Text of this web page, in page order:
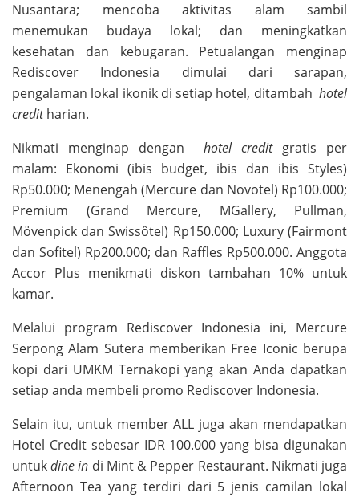
Nusantara; mencoba aktivitas alam sambil
menemukan budaya lokal; dan meningkatkan
kesehatan dan kebugaran. Petualangan menginap
Rediscover Indonesia dimulai dari sarapan,
pengalaman lokal ikonik di setiap hotel, ditambah hotel
creditharian.
Nikmati menginap dengan hotel creditgratis per
malam: Ekonomi (ibis budget, ibis dan ibis Styles)
Rp50.000; Menengah (Mercure dan Novotel) Rp100.000;
Premium (Grand Mercure, MGallery, Pullman,
Mövenpick dan Swissôtel) Rp150.000; Luxury (Fairmont
dan Sofitel) Rp200.000; dan Raffles Rp500.000. Anggota
Accor Plus menikmati diskon tambahan 10% untuk
kamar.
Melalui program Rediscover Indonesia ini, Mercure
Serpong Alam Sutera memberikan Free Iconic berupa
kopi dari UMKM Ternakopi yang akan Anda dapatkan
setiap anda membeli promo Rediscover Indonesia.
Selain itu, untuk member ALL juga akan mendapatkan
Hotel Credit sebesar IDR 100.000 yang bisa digunakan
untukdine in di Mint & Pepper Restaurant. Nikmati juga
Afternoon Tea yang terdiri dari 5 jenis camilan lokal